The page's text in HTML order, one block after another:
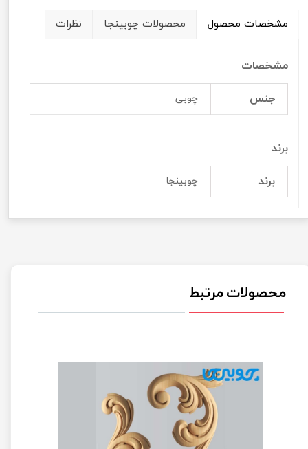
مشخصات محصول محصولات چوبینجا نظرات
مشخصات
جنس چوبی
برند
برند چوبینجا
محصولات مرتبط